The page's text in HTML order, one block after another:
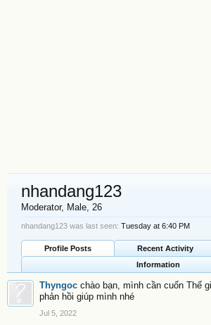
nhandang123
Moderator, Male, 26
nhandang123 was last seen: Tuesday at 6:40 PM
Profile Posts Recent Activity
Information
Thyngoc chào bạn, mình cần cuốn Thế
phản hồi giúp mình nhé
Jul 5, 2022